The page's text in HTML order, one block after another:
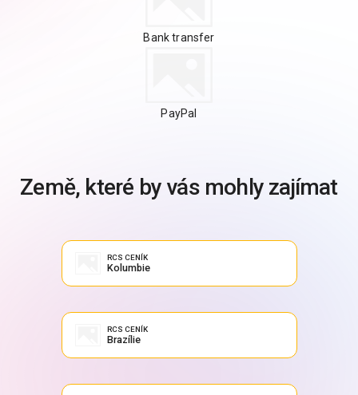
Bank transfer
PayPal
Země, které by vás mohly zajímat
RCS CENÍK
Kolumbie
RCS CENÍK
Brazílie